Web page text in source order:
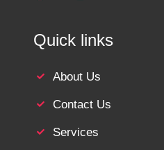
Quick links
About Us
Contact Us
Services